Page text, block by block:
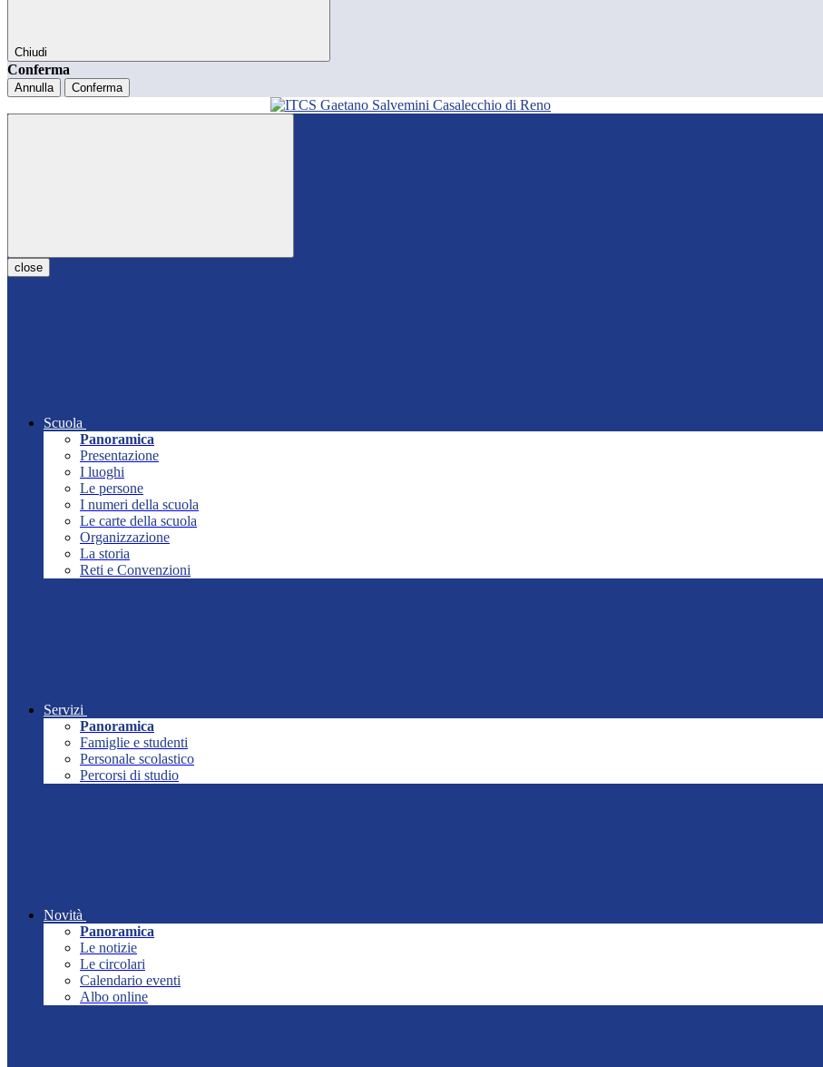
Chiudi
Conferma
Annulla Conferma
close
Scuola
Panoramica
Presentazione
I luoghi
Le persone
I numeri della scuola
Le carte della scuola
Organizzazione
La storia
Reti e Convenzioni
Servizi
Panoramica
Famiglie e studenti
Personale scolastico
Percorsi di studio
Novità
Panoramica
Le notizie
Le circolari
Calendario eventi
Albo online